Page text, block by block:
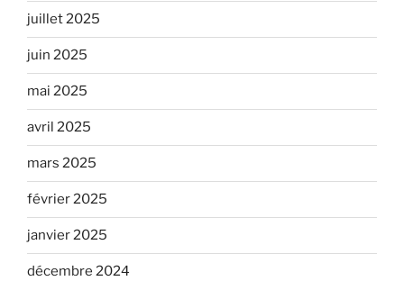
juillet 2025
juin 2025
mai 2025
avril 2025
mars 2025
février 2025
janvier 2025
décembre 2024